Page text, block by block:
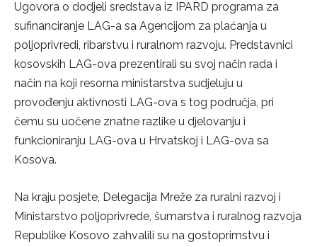
Ugovora o dodjeli sredstava iz IPARD programa za
sufinanciranje LAG-a sa Agencijom za plaćanja u
poljoprivredi, ribarstvu i ruralnom razvoju. Predstavnici
kosovskih LAG-ova prezentirali su svoj način rada i
način na koji resorna ministarstva sudjeluju u
provođenju aktivnosti LAG-ova s tog područja, pri
čemu su uočene znatne razlike u djelovanju i
funkcioniranju LAG-ova u Hrvatskoj i LAG-ova sa
Kosova.
Na kraju posjete, Delegacija Mreže za ruralni razvoj i
Ministarstvo poljoprivrede, šumarstva i ruralnog razvoja
Republike Kosovo zahvalili su na gostoprimstvu i